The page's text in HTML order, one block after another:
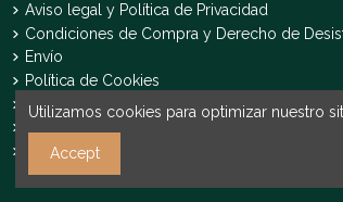
Aviso legal y Política de Privacidad
Condiciones de Compra y Derecho de
Envío
Política de Cookies
Declaración de accesibilidad
Pyme Innova
Utilizamos cookies para optimizar nuestro
Accept